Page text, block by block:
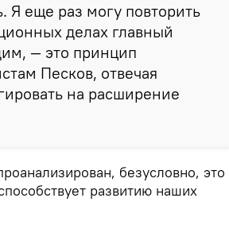
Я еще раз могу повторить
делах главный
— это принцип
Песков, отвечая
на расширение
безусловно, это
развитию наших